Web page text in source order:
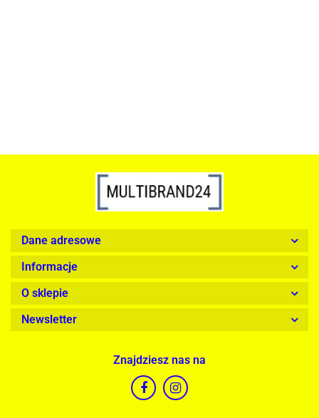
Dane adresowe
Informacje
O sklepie
Newsletter
Znajdziesz nas na